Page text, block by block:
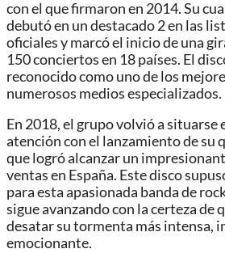
con el que firmaron en 2014. Su
debutó en un destacado 2 en las
oficiales y marcó el inicio de una
150 conciertos en 18 países. El
reconocido como uno de los
numerosos medios especializados.
En 2018, el grupo volvió a situarse
atención con el lanzamiento de su
que logró alcanzar un
ventas en España. Este disco
para esta apasionada banda de
sigue avanzando con la certeza de
desatar su tormenta más intensa,
emocionante.